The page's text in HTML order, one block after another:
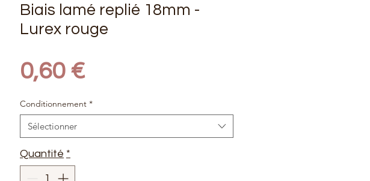
Biais lamé replié 18mm -
Lurex rouge
0,60 €Prix
Conditionnement *
Sélectionner
Quantité *